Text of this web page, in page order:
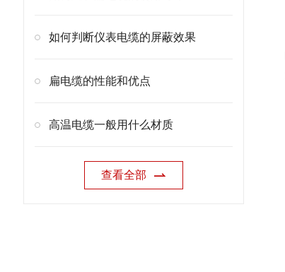
如何判断仪表电缆的屏蔽效果
扁电缆的性能和优点
高温电缆一般用什么材质
查看全部